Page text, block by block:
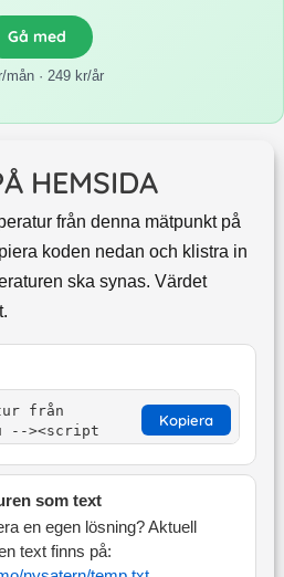
Gå med
mån · 249 kr/år
HEMSIDA
från denna mätpunkt på
koden nedan och klistra in
ska synas. Värdet
Kopiera
som text
en egen lösning? Aktuell
text finns på: